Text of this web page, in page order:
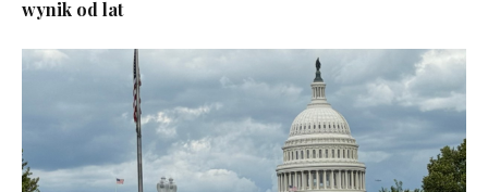
wynik od lat